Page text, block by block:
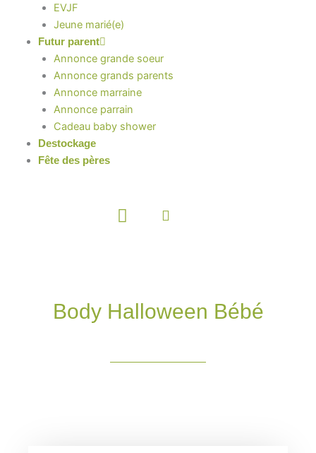
EVJF
Jeune marié(e)
Futur parent
Annonce grande soeur
Annonce grands parents
Annonce marraine
Annonce parrain
Cadeau baby shower
Destockage
Fête des pères
Panier
Body Halloween Bébé